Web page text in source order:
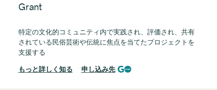
Grant
特定の文化的コミュニティ内で実践され、評価され、共有
されている民俗芸術や伝統に焦点を当てたプロジェクトを
支援する
もっと詳しく知る
申し込み先